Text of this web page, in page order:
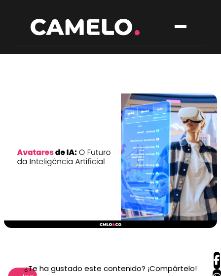
¿Te ha gustado este contenido? ¡Compártelo!